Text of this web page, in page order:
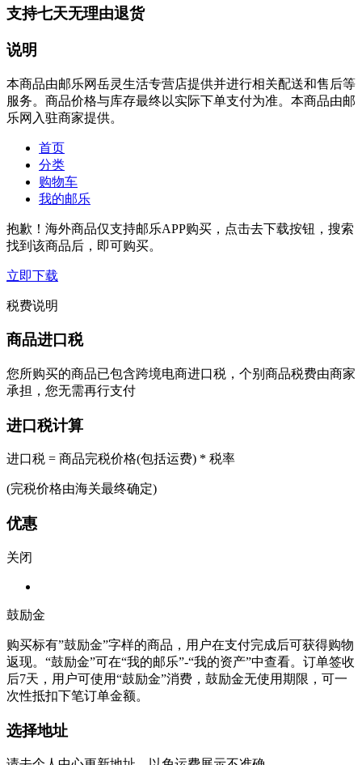
支持七天无理由退货
说明
本商品由邮乐网岳灵生活专营店提供并进行相关配送和售后等
服务。商品价格与库存最终以实际下单支付为准。本商品由邮
乐网入驻商家提供。
首页
分类
购物车
我的邮乐
抱歉！海外商品仅支持邮乐APP购买，点击去下载按钮，搜索
找到该商品后，即可购买。
立即下载
税费说明
商品进口税
您所购买的商品已包含跨境电商进口税，个别商品税费由商家
承担，您无需再行支付
进口税计算
进口税 = 商品完税价格(包括运费) * 税率
(完税价格由海关最终确定)
优惠
关闭
鼓励金
购买标有”鼓励金”字样的商品，用户在支付完成后可获得购物
返现。“鼓励金”可在“我的邮乐”-“我的资产”中查看。订单签收
后7天，用户可使用“鼓励金”消费，鼓励金无使用期限，可一
次性抵扣下笔订单金额。
选择地址